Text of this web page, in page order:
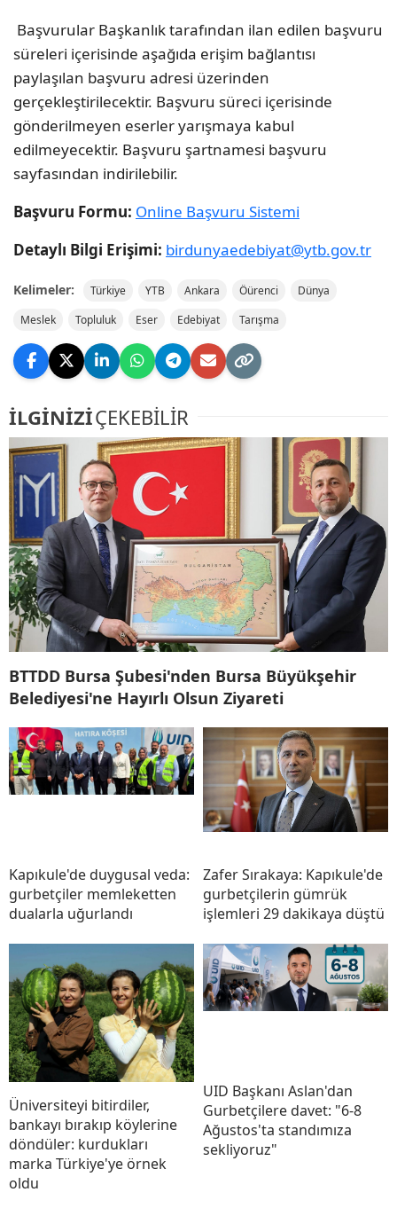
Başvurular Başkanlık tarafından ilan edilen başvuru
süreleri içerisinde aşağıda erişim bağlantısı
paylaşılan başvuru adresi üzerinden
gerçekleştirilecektir. Başvuru süreci içerisinde
gönderilmeyen eserler yarışmaya kabul
edilmeyecektir. Başvuru şartnamesi başvuru
sayfasından indirilebilir.
Başvuru Formu: Online Başvuru Sistemi
Detaylı Bilgi Erişimi: birdunyaedebiyat@ytb.gov.tr
Kelimeler: Türkiye YTB Ankara Öürenci
Dünya
Meslek
Topluluk Eser Edebiyat Tarışma
İLGİNİZİÇEKEBİLİR
BTTDD Bursa Şubesi'nden Bursa Büyükşehir
Belediyesi'ne Hayırlı Olsun Ziyareti
Kapıkule'de duygusal veda:
gurbetçiler memleketten
dualarla uğurlandı
Zafer Sırakaya: Kapıkule'de
gurbetçilerin gümrük
işlemleri 29 dakikaya düştü
Üniversiteyi bitirdiler,
bankayı bırakıp köylerine
döndüler: kurdukları
marka Türkiye'ye örnek
oldu
UID Başkanı Aslan'dan
Gurbetçilere davet: "6-8
Ağustos'ta standımıza
sekliyoruz"